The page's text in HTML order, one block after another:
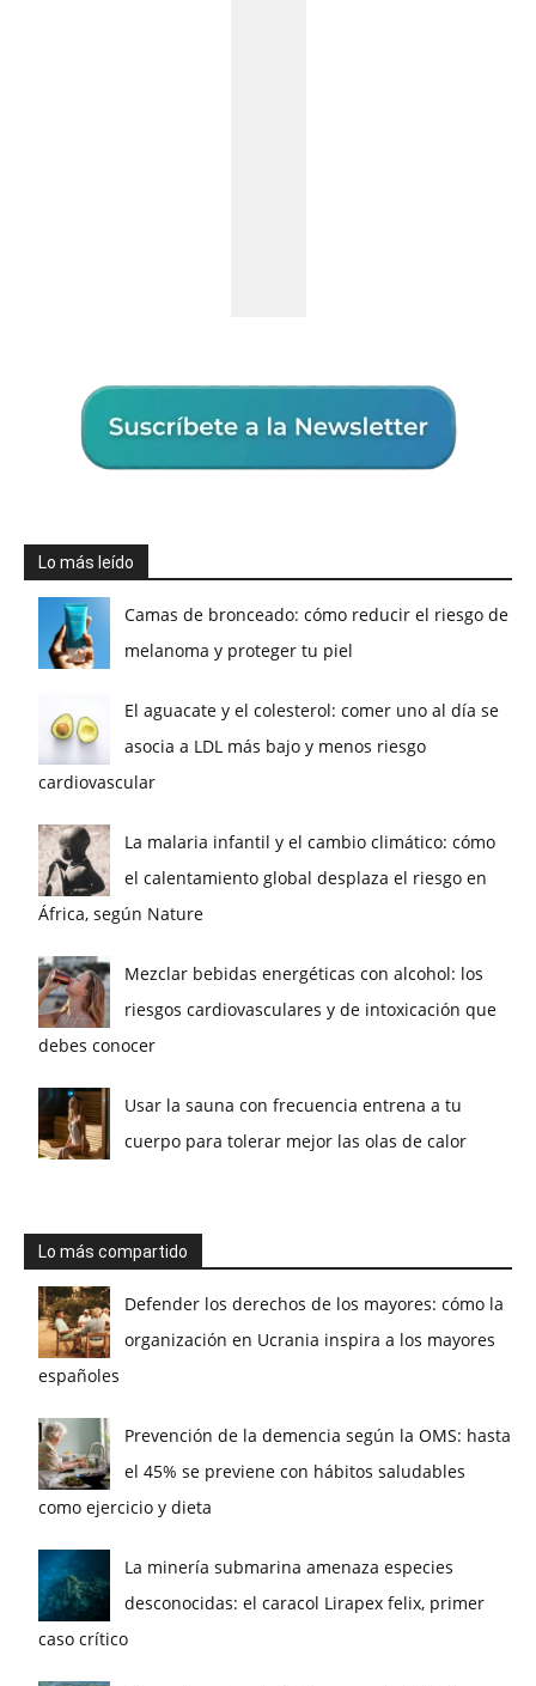
Lo más leído
Camas de bronceado: cómo reducir el riesgo de
melanoma y proteger tu piel
El aguacate y el colesterol: comer uno al día se
asocia a LDL más bajo y menos riesgo
cardiovascular
La malaria infantil y el cambio climático: cómo
el calentamiento global desplaza el riesgo en
África, según Nature
Mezclar bebidas energéticas con alcohol: los
riesgos cardiovasculares y de intoxicación que
debes conocer
Usar la sauna con frecuencia entrena a tu
cuerpo para tolerar mejor las olas de calor
Lo más compartido
Defender los derechos de los mayores: cómo la
organización en Ucrania inspira a los mayores
españoles
Prevención de la demencia según la OMS: hasta
el 45% se previene con hábitos saludables
como ejercicio y dieta
La minería submarina amenaza especies
desconocidas: el caracol Lirapex felix, primer
caso crítico